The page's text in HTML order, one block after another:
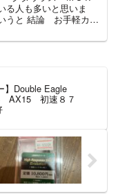
る人も多いと思いま
】Double Eagle
AX15 初速８７